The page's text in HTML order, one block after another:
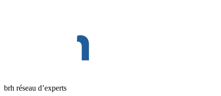
brh réseau d’experts